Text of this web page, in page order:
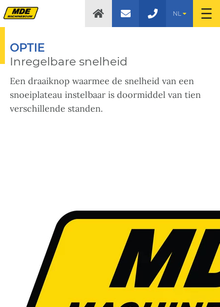
NL
OPTIE
Inregelbare snelheid
Een draaiknop waarmee de snelheid van een
snoeiplateau instelbaar is doormiddel van tien
verschillende standen.